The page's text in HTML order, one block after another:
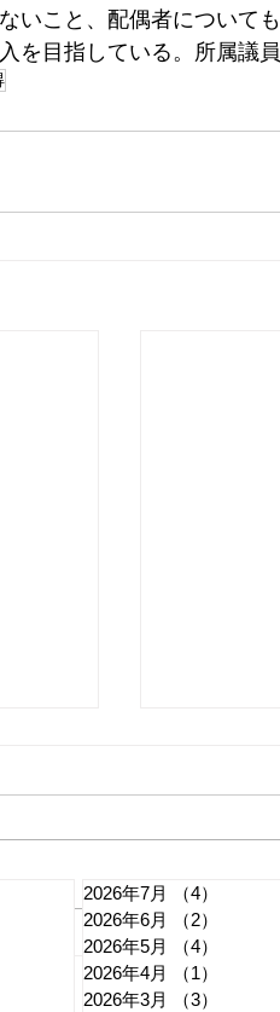
いこと、配偶者について
を目指している。所属議
規
「回答辞
ついて 日
2026年7月 （4）
2026年6月
（2）
2026年5月
（4）
2026年4月
（1）
2026年3月
（3）